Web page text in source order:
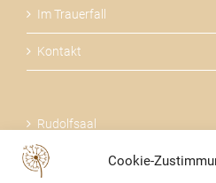
Cookie-
Im Trauerfall
Kontakt
Rudolfsaal
Über uns